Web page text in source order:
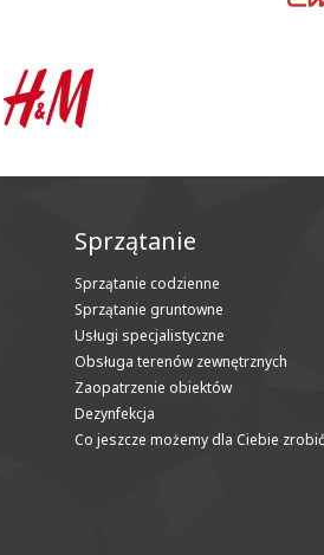
Sprzątanie
Sprzątanie codzienne
Sprzątanie gruntowne
Usługi specjalistyczne
Obsługa terenów zewnętrznych
Zaopatrzenie obiektów
Dezynfekcja
Co jeszcze możemy dla Ciebie